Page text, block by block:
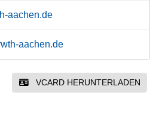
aachen.de
aachen.de
VCARD HERUNTERLADEN